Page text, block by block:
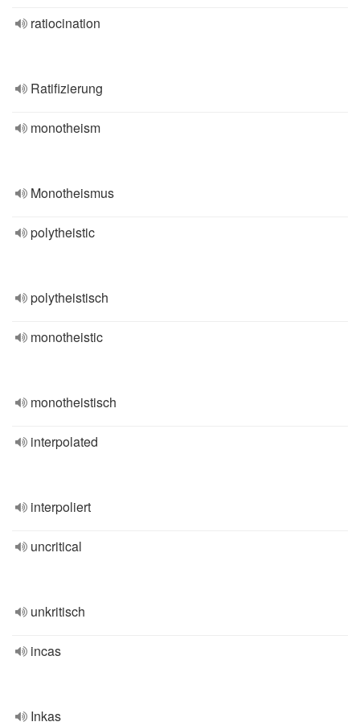
ratiocination
Ratifizierung
monotheism
Monotheismus
polytheistic
polytheistisch
monotheistic
monotheistisch
interpolated
interpoliert
uncritical
unkritisch
incas
Inkas